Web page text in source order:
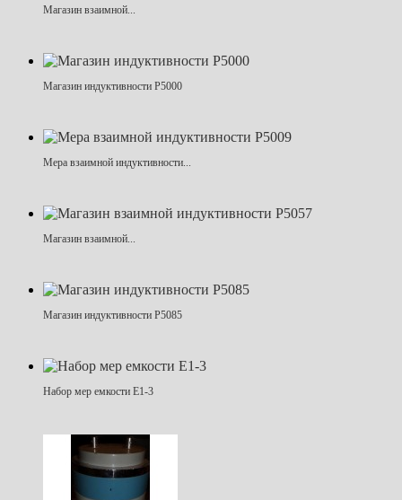
Магазин взаимной...
Магазин индуктивности Р5000
Мера взаимной индуктивности...
Магазин взаимной...
Магазин индуктивности Р5085
Набор мер емкости Е1-3